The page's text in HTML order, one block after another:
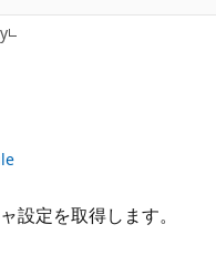
設定を取得します。